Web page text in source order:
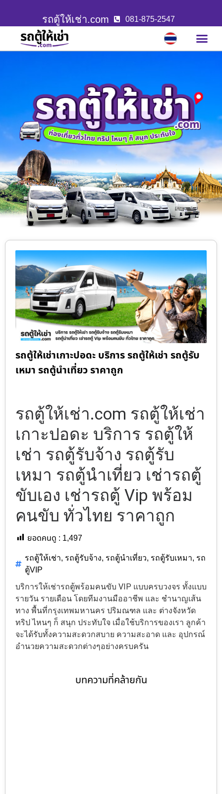
รถตู้ให้เช่า.com 081-875-2547
รถตู้ให้เช่าเกาะปอดะ บริการ รถตู้ให้เช่า รถตู้รับ
เหมา รถตู้นำเที่ยว ราคาถูก
รถตู้ให้เช่า.com รถตู้ให้เช่า
เกาะปอดะ บริการ รถตู้ให้
เช่า รถตู้รับจ้าง รถตู้รับ
เหมา รถตู้นำเที่ยว เช่ารถตู้
ขับเอง เช่ารถตู้ Vip พร้อม
คนขับ ทั่วไทย ราคาถูก
ยอดคนดู : 1,497
รถตู้ให้เช่า, รถตู้รับจ้าง, รถตู้นำเที่ยว, รถตู้รับเหมา, รถ
ตู้VIP
บริการให้เช่ารถตู้พร้อมคนขับ VIP แบบครบวงจร ทั้งแบบ
รายวัน รายเดือน โดยทีมงานมืออาชีพ และ ชำนาญเส้น
ทาง พื้นที่กรุงเทพมหานคร ปริมณฑล และ ต่างจังหวัด
ทริป ไหนๆ ก็ สนุก ประทับใจ เมื่อใช้บริการของเรา ลูกค้า
จะได้รับทั้งความสะดวกสบาย ความสะอาด และ อุปกรณ์
อำนวยความสะดวกต่างๆอย่างครบครัน
บทความที่คล้ายกัน